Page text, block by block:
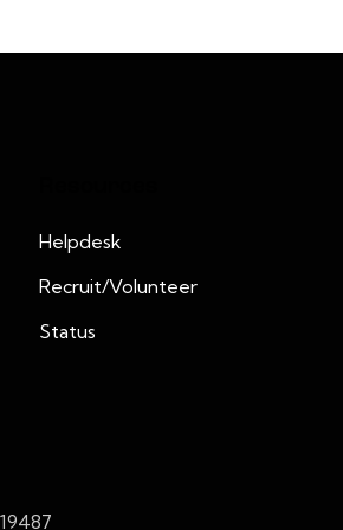
Helpdesk
Recruit/Volunteer
Status